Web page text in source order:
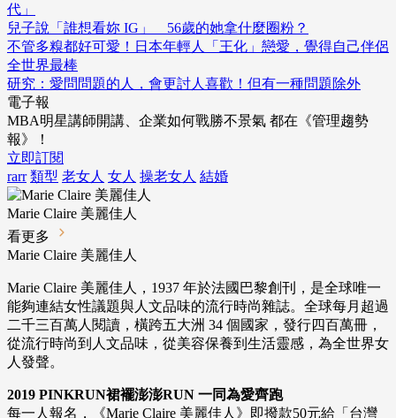
代」
兒子說「誰想看妳 IG」 56歲的她拿什麼圈粉？
不管多糗都好可愛！日本年輕人「王化」戀愛，覺得自己伴侶
全世界最棒
研究：愛問問題的人，會更討人喜歡！但有一種問題除外
電子報
MBA明星講師開講、企業如何戰勝不景氣 都在《管理趨勢
報》！
立即訂閱
rarr 類型 老女人 女人 操老女人 結婚
Marie Claire 美麗佳人
看更多
Marie Claire 美麗佳人
Marie Claire 美麗佳人，1937 年於法國巴黎創刊，是全球唯一
能夠連結女性議題與人文品味的流行時尚雜誌。全球每月超過
二千三百萬人閱讀，橫跨五大洲 34 個國家，發行四百萬冊，
從流行時尚到人文品味，從美容保養到生活靈感，為全世界女
人發聲。
2019 PINKRUN裙襬澎澎RUN 一同為愛齊跑
每一人報名，《Marie Claire 美麗佳人》即撥款50元給「台灣